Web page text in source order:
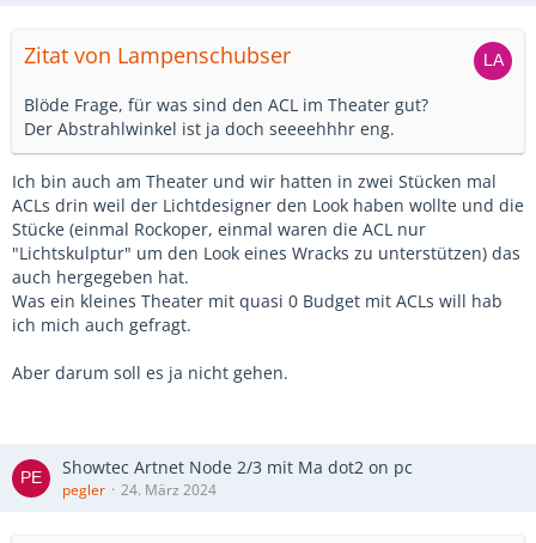
Zitat von Lampenschubser
Blöde Frage, für was sind den ACL im Theater gut?
Der Abstrahlwinkel ist ja doch seeeehhhr eng.
Ich bin auch am Theater und wir hatten in zwei Stücken mal
ACLs drin weil der Lichtdesigner den Look haben wollte und die
Stücke (einmal Rockoper, einmal waren die ACL nur
"Lichtskulptur" um den Look eines Wracks zu unterstützen) das
auch hergegeben hat.
Was ein kleines Theater mit quasi 0 Budget mit ACLs will hab
ich mich auch gefragt.
Aber darum soll es ja nicht gehen.
Showtec Artnet Node 2/3 mit Ma dot2 on pc
pegler 24. März 2024